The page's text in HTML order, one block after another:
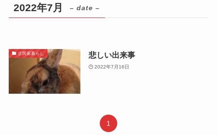
2022年7月 – date –
古民家暮らし 悲しい出来事
2022年7月16日
1